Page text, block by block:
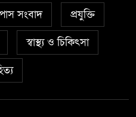
সংবাদ প্রযুক্তি
স্বাস্থ্য ও চিকিৎসা